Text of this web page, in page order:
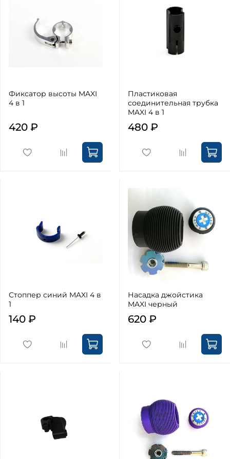
Фиксатор высоты MAXI
4 в 1
420 ₽
Пластиковая
соединительная трубка
MAXI 4 в 1
480 ₽
Стоппер синий MAXI 4 в
1
140 ₽
Насадка джойстика
MAXI черный
620 ₽